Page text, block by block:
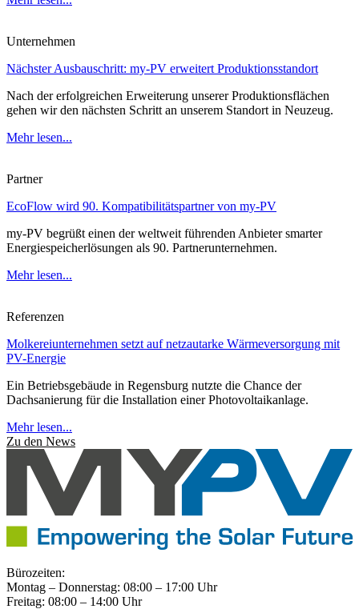
Unternehmen
Nächster Ausbauschritt: my-PV erweitert Produktionsstandort
Nach der erfolgreichen Erweiterung unserer Produktionsflächen
gehen wir den nächsten Schritt an unserem Standort in Neuzeug.
Mehr lesen...
Partner
EcoFlow wird 90. Kompatibilitätspartner von my-PV
my-PV begrüßt einen der weltweit führenden Anbieter smarter
Energiespeicherlösungen als 90. Partnerunternehmen.
Mehr lesen...
Referenzen
Molkereiunternehmen setzt auf netzautarke Wärmeversorgung mit
PV-Energie
Ein Betriebsgebäude in Regensburg nutzte die Chance der
Dachsanierung für die Installation einer Photovoltaikanlage.
Mehr lesen...
Zu den News
Bürozeiten:
Montag – Donnerstag: 08:00 – 17:00 Uhr
Freitag: 08:00 – 14:00 Uhr